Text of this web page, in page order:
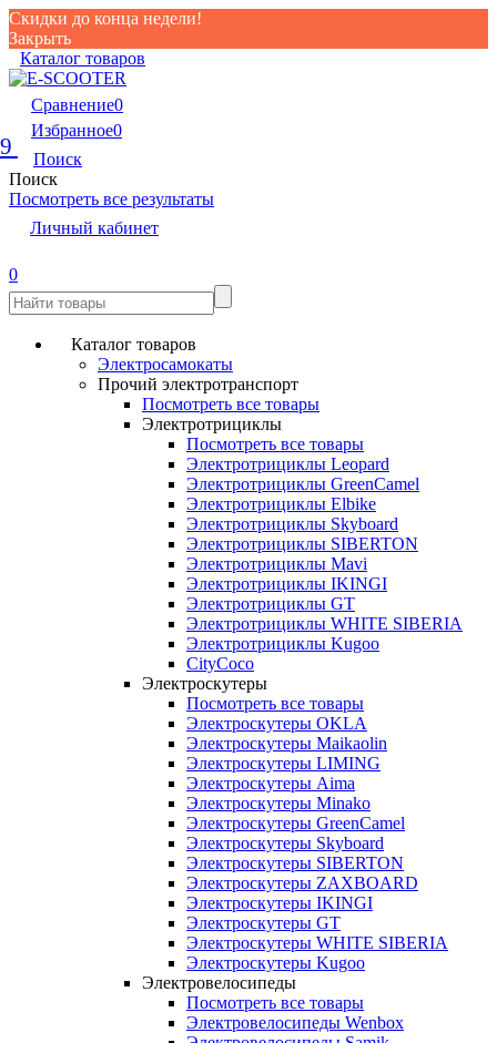
Скидки до конца недели!
Закрыть
Каталог товаров
Сравнение0
Избранное0
Поиск
Поиск
Посмотреть все результаты
Личный кабинет
0
Каталог товаров
Электросамокаты
Прочий электротранспорт
Посмотреть все товары
Электротрициклы
Посмотреть все товары
Электротрициклы Leopard
Электротрициклы GreenCamel
Электротрициклы Elbike
Электротрициклы Skyboard
Электротрициклы SIBERTON
Электротрициклы Mavi
Электротрициклы IKINGI
Электротрициклы GT
Электротрициклы WHITE SIBERIA
Электротрициклы Kugoo
CityCoco
Электроскутеры
Посмотреть все товары
Электроскутеры OKLA
Электроскутеры Maikaolin
Электроскутеры LIMING
Электроскутеры Aima
Электроскутеры Minako
Электроскутеры GreenCamel
Электроскутеры Skyboard
Электроскутеры SIBERTON
Электроскутеры ZAXBOARD
Электроскутеры IKINGI
Электроскутеры GT
Электроскутеры WHITE SIBERIA
Электроскутеры Kugoo
Электровелосипеды
Посмотреть все товары
Электровелосипеды Wenbox
9